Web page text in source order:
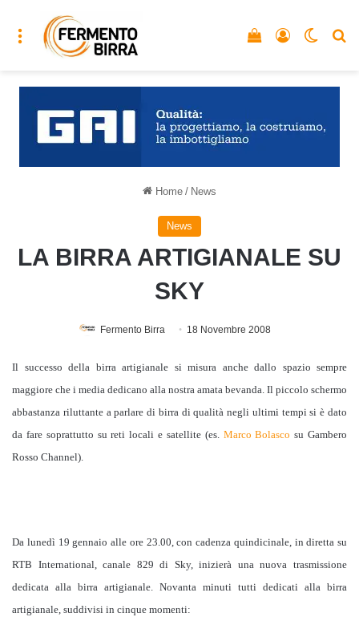
Menu Accedi
Vedi il carrello
Home / News
News
LA BIRRA ARTIGIANALE SU
SKY
Fermento Birra 18 Novembre 2008
Il successo della birra artigianale si misura anche dallo spazio sempre
maggiore che i media dedicano alla nostra amata bevanda. Il piccolo schermo
abbastanza riluttante a parlare di birra di qualità negli ultimi tempisi è dato
da faresoprattutto su reti locali e satellite (es. Marco Bolasco su Gambero
Rosso Channel).
Da lunedì 19 gennaio alle ore 23.00, con cadenza quindicinale, in diretta su
RTB International, canale 829 di Sky, inizierà una nuova trasmissione
dedicata alla birra artigianale. Novanta minuti tutti dedicati alla birra
artigianale, suddivisi in cinque momenti: